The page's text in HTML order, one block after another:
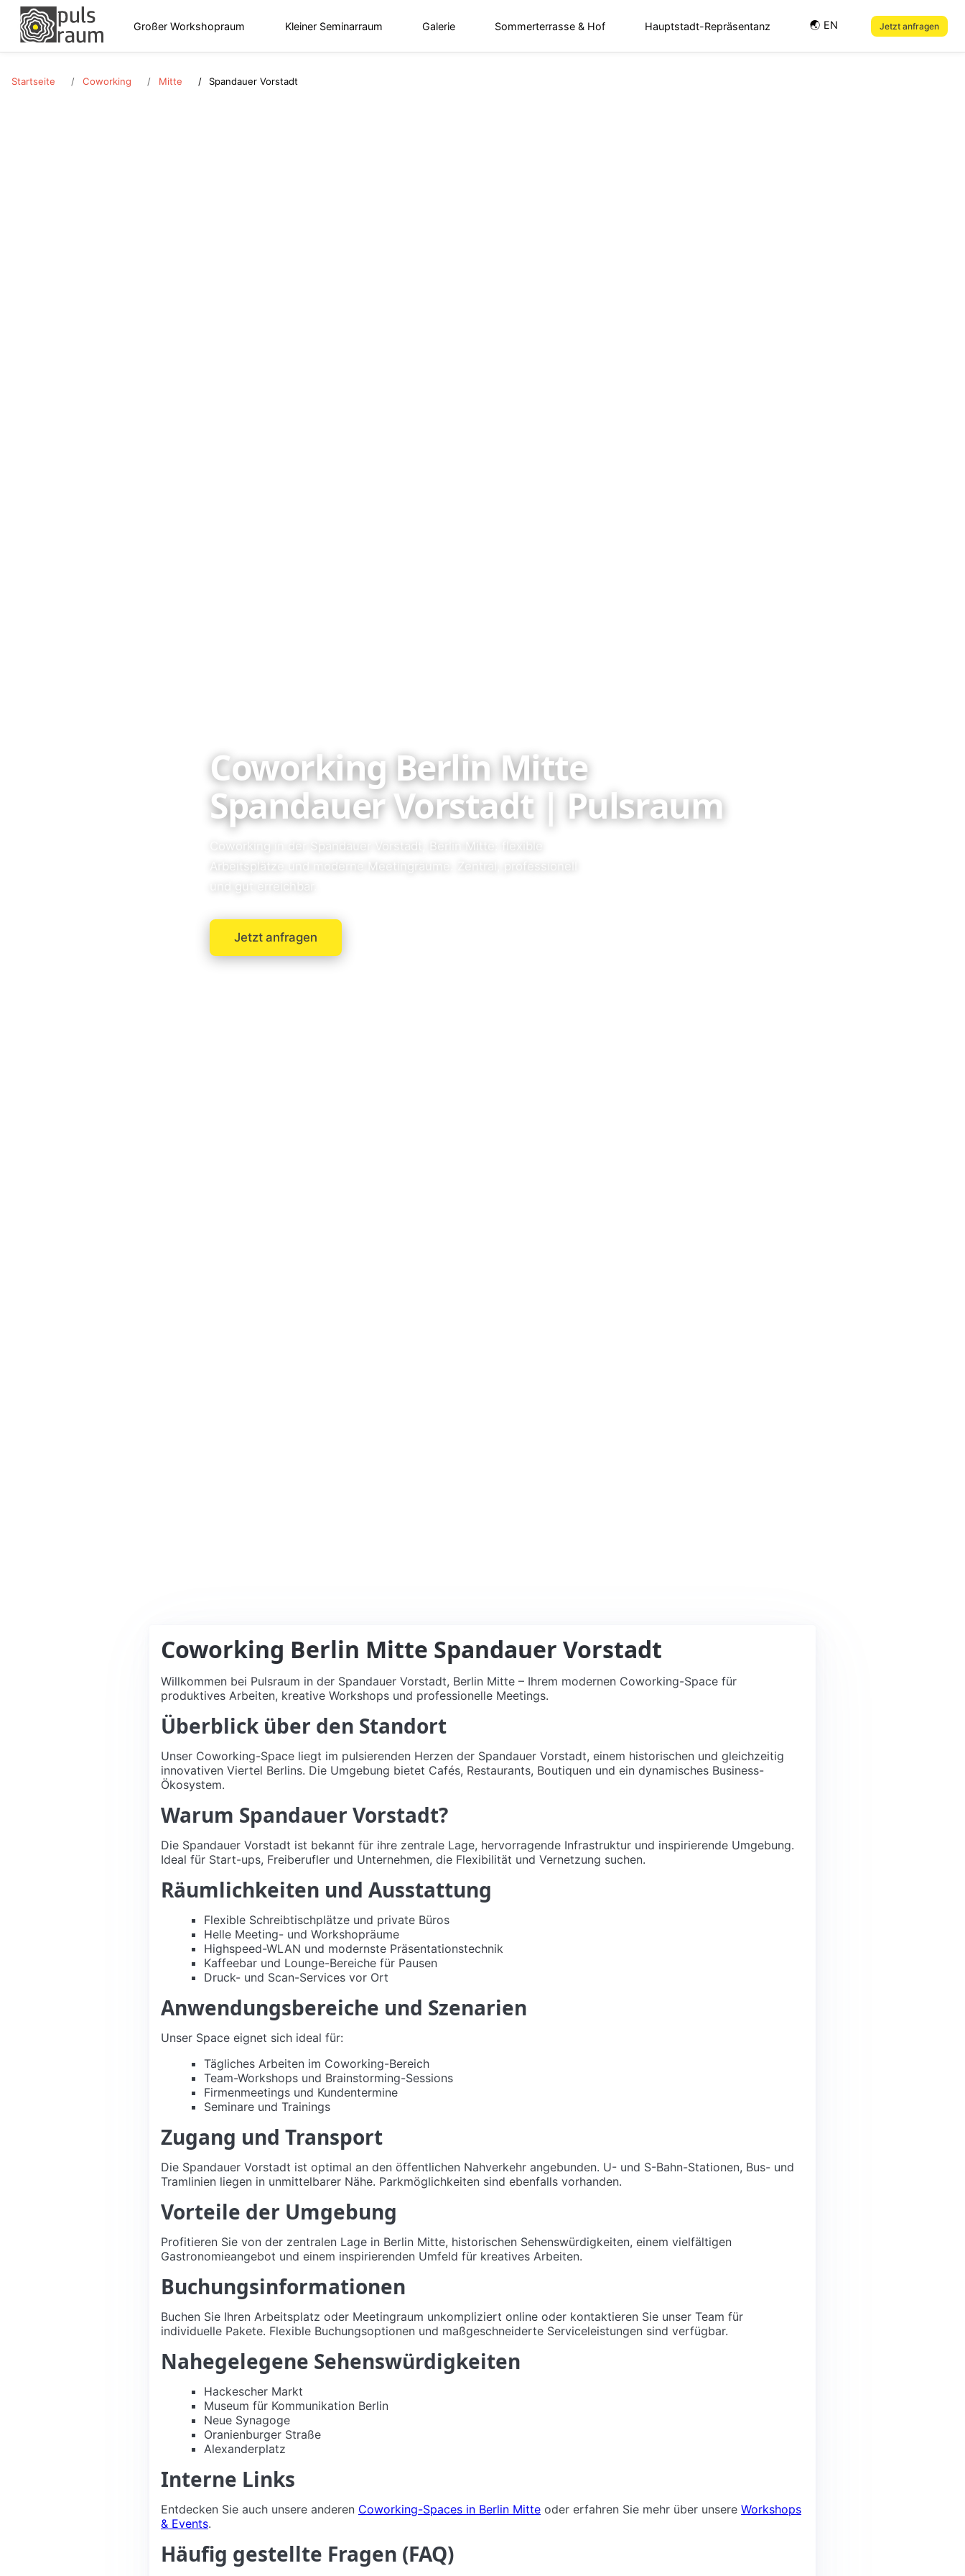
Großer Workshopraum Kleiner Seminarraum Galerie Sommerterrasse & Hof Hauptstadt-Repräsentanz 🌏︎ EN Jetzt anfragen
Startseite Coworking Mitte Spandauer Vorstadt
Coworking Berlin Mitte
Spandauer Vorstadt | Pulsraum
Coworking in der Spandauer Vorstadt, Berlin Mitte: flexible
Arbeitsplätze und moderne Meetingräume. Zentral, professionell
und gut erreichbar.
Jetzt anfragen
Coworking Berlin Mitte Spandauer Vorstadt
Willkommen bei Pulsraum in der Spandauer Vorstadt, Berlin Mitte – Ihrem modernen Coworking-Space für
produktives Arbeiten, kreative Workshops und professionelle Meetings.
Überblick über den Standort
Unser Coworking-Space liegt im pulsierenden Herzen der Spandauer Vorstadt, einem historischen und gleichzeitig
innovativen Viertel Berlins. Die Umgebung bietet Cafés, Restaurants, Boutiquen und ein dynamisches Business-
Ökosystem.
Warum Spandauer Vorstadt?
Die Spandauer Vorstadt ist bekannt für ihre zentrale Lage, hervorragende Infrastruktur und inspirierende Umgebung.
Ideal für Start-ups, Freiberufler und Unternehmen, die Flexibilität und Vernetzung suchen.
Räumlichkeiten und Ausstattung
Flexible Schreibtischplätze und private Büros
Helle Meeting- und Workshopräume
Highspeed-WLAN und modernste Präsentationstechnik
Kaffeebar und Lounge-Bereiche für Pausen
Druck- und Scan-Services vor Ort
Anwendungsbereiche und Szenarien
Unser Space eignet sich ideal für:
Tägliches Arbeiten im Coworking-Bereich
Team-Workshops und Brainstorming-Sessions
Firmenmeetings und Kundentermine
Seminare und Trainings
Zugang und Transport
Die Spandauer Vorstadt ist optimal an den öffentlichen Nahverkehr angebunden. U- und S-Bahn-Stationen, Bus- und
Tramlinien liegen in unmittelbarer Nähe. Parkmöglichkeiten sind ebenfalls vorhanden.
Vorteile der Umgebung
Profitieren Sie von der zentralen Lage in Berlin Mitte, historischen Sehenswürdigkeiten, einem vielfältigen
Gastronomieangebot und einem inspirierenden Umfeld für kreatives Arbeiten.
Buchungsinformationen
Buchen Sie Ihren Arbeitsplatz oder Meetingraum unkompliziert online oder kontaktieren Sie unser Team für
individuelle Pakete. Flexible Buchungsoptionen und maßgeschneiderte Serviceleistungen sind verfügbar.
Nahegelegene Sehenswürdigkeiten
Hackescher Markt
Museum für Kommunikation Berlin
Neue Synagoge
Oranienburger Straße
Alexanderplatz
Interne Links
Entdecken Sie auch unsere anderen Coworking-Spaces in Berlin Mitte oder erfahren Sie mehr über unsere Workshops
& Events.
Häufig gestellte Fragen (FAQ)